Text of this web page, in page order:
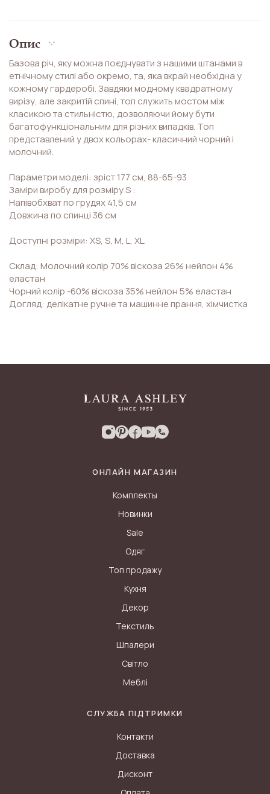
Опис
Базова річ, яку можна поєднувати з нашими штанами в
етнічному стилі або окремо, та, яка вкрай необхідна у
кожному гардеробі. Завдяки модному квадратному
вирізу, але закритій спині, топ служить мостом між
класикою та стильністю, дозволяючи йому бути
багатофункціональним для різних випадків. Топ
представлений у двох кольорах- класичний чорний і
молочний.
Параметри моделі: зріст 177 см, 88-65-93
Заміри виробу для розміру S :
Напівобхват по грудях 41,5 см
Довжина по спинці 36 см
Доступні розміри: XS, S, M, L, XL.
Склад: Молочний колір 70% віскоза 26% нейлон 4%
еластан
Чорний колір -60% віскоза 35% нейлон 5% еластан
Догляд: делікатне ручне та машинне прання, хімчистка
ОНЛАЙН МАГАЗИН
Комплекты
Новинки
Sale
Одяг
Топ продажу
Кухня
Декор
Текстиль
Шпалери
Світло
Меблі
СЛУЖБА ПІДТРИМКИ
Контакти
Доставка
Дисконт